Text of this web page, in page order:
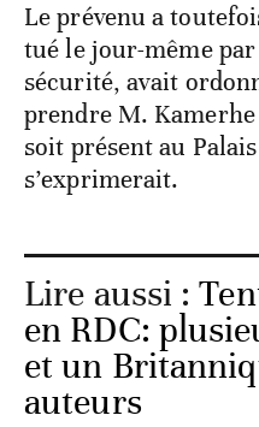
Le prévenu a
tué le jour-même
sécurité, avait
prendre M.
soit présent au
s’exprimerait.
Lire aussi :
en RDC:
et un
auteurs